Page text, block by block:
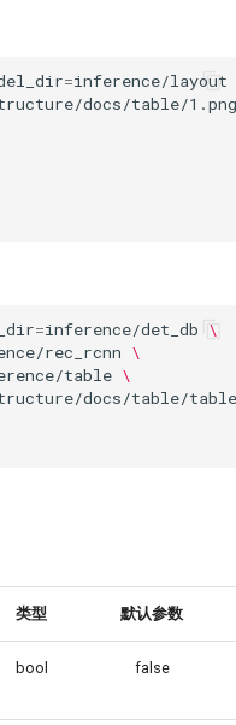
=inference/layout
docs/table/1.png
=inference/det_db \
rec_rcnn \
table \
docs/table/
类型 默认参数
bool false